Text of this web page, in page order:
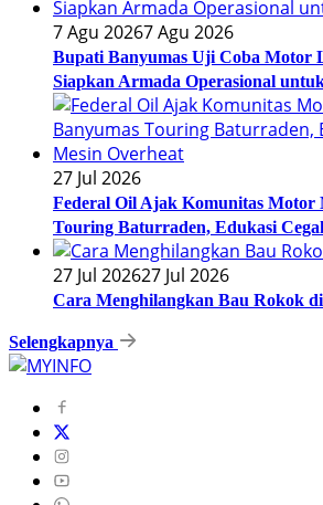
7 Agu 20267 Agu 2026
Bupati Banyumas Uji Coba Motor
Siapkan Armada Operasional
27 Jul 2026
Federal Oil Ajak Komunitas Motor
Touring Baturraden, Edukasi
27 Jul 202627 Jul 2026
Cara Menghilangkan Bau Rokok
Selengkapnya